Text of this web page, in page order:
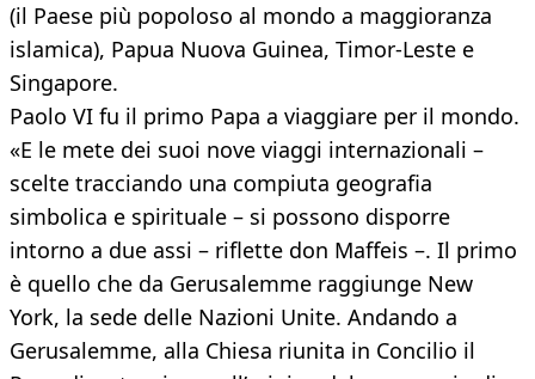
(il Paese più popoloso al mondo a maggioranza
islamica), Papua Nuova Guinea, Timor-Leste e
Singapore.
Paolo VI fu il primo Papa a viaggiare per il mondo.
«E le mete dei suoi nove viaggi internazionali –
scelte tracciando una compiuta geografia
simbolica e spirituale – si possono disporre
intorno a due assi – riflette don Maffeis –. Il primo
è quello che da Gerusalemme raggiunge New
York, la sede delle Nazioni Unite. Andando a
Gerusalemme, alla Chiesa riunita in Concilio il